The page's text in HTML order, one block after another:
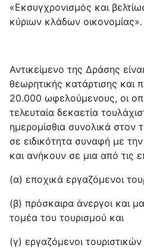
«Εκσυγχρονισμός και
κύριων κλάδων οικονομίας».
Αντικείμενο της Δράσης
θεωρητικής κατάρτισης και
20.000 ωφελούμενους, οι
τελευταία δεκαετία
ημερομίσθια συνολικά στον
σε ειδικότητα συναφή με την
και ανήκουν σε μια από τις
(α) εποχικά εργαζόμενοι
(β) πρόσκαιρα άνεργοι και
τομέα του τουρισμού και
(γ) εργαζόμενοι